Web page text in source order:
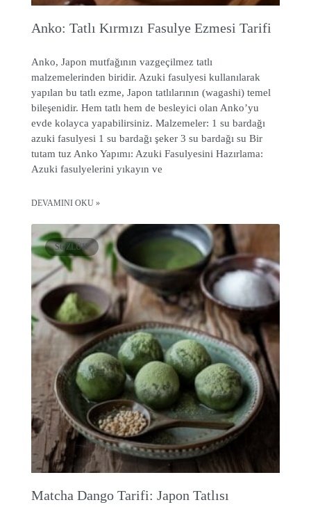
Anko: Tatlı Kırmızı Fasulye Ezmesi Tarifi
Anko, Japon mutfağının vazgeçilmez tatlı
malzemelerinden biridir. Azuki fasulyesi kullanılarak
yapılan bu tatlı ezme, Japon tatlılarının (wagashi) temel
bileşenidir. Hem tatlı hem de besleyici olan Anko’yu
evde kolayca yapabilirsiniz. Malzemeler: 1 su bardağı
azuki fasulyesi 1 su bardağı şeker 3 su bardağı su Bir
tutam tuz Anko Yapımı: Azuki Fasulyesini Hazırlama:
Azuki fasulyelerini yıkayın ve
DEVAMINI OKU »
SÖZLÜK
Matcha Dango Tarifi: Japon Tatlısı